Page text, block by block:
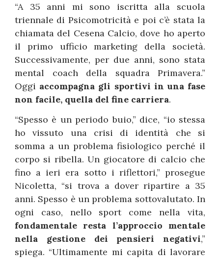
“A 35 anni mi sono iscritta alla scuola
triennale di Psicomotricità e poi c’è stata la
chiamata del Cesena Calcio, dove ho aperto
il primo ufficio marketing della società.
Successivamente, per due anni, sono stata
mental coach della squadra Primavera.”
Oggi accompagna gli sportivi in una fase
non facile, quella del fine carriera.
“Spesso è un periodo buio,” dice, “io stessa
ho vissuto una crisi di identità che si
somma a un problema fisiologico perché il
corpo si ribella. Un giocatore di calcio che
fino a ieri era sotto i riflettori,” prosegue
Nicoletta, “si trova a dover ripartire a 35
anni. Spesso è un problema sottovalutato. In
ogni caso, nello sport come nella vita,
fondamentale resta l’approccio mentale
nella gestione dei pensieri negativi,”
spiega. “Ultimamente mi capita di lavorare